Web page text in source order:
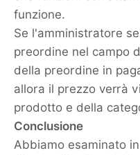
funzione.
Se l'amministratore
preordine nel campo
della preordine in
allora il prezzo verrà
prodotto e della
Conclusione
Abbiamo esaminato